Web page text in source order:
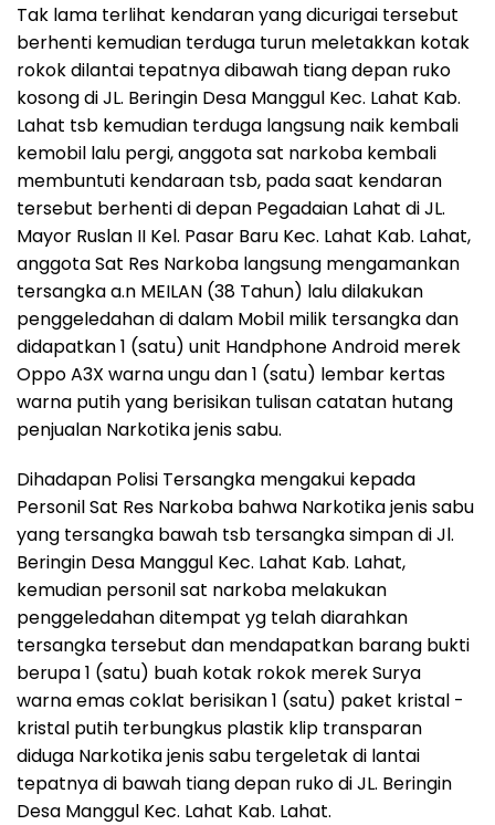
Tak lama terlihat kendaran yang dicurigai tersebut
berhenti kemudian terduga turun meletakkan kotak
rokok dilantai tepatnya dibawah tiang depan ruko
kosong di JL. Beringin Desa Manggul Kec. Lahat Kab.
Lahat tsb kemudian terduga langsung naik kembali
kemobil lalu pergi, anggota sat narkoba kembali
membuntuti kendaraan tsb, pada saat kendaran
tersebut berhenti di depan Pegadaian Lahat di JL.
Mayor Ruslan II Kel. Pasar Baru Kec. Lahat Kab. Lahat,
anggota Sat Res Narkoba langsung mengamankan
tersangka a.n MEILAN (38 Tahun) lalu dilakukan
penggeledahan di dalam Mobil milik tersangka dan
didapatkan 1 (satu) unit Handphone Android merek
Oppo A3X warna ungu dan 1 (satu) lembar kertas
warna putih yang berisikan tulisan catatan hutang
penjualan Narkotika jenis sabu.
Dihadapan Polisi Tersangka mengakui kepada
Personil Sat Res Narkoba bahwa Narkotika jenis sabu
yang tersangka bawah tsb tersangka simpan di Jl.
Beringin Desa Manggul Kec. Lahat Kab. Lahat,
kemudian personil sat narkoba melakukan
penggeledahan ditempat yg telah diarahkan
tersangka tersebut dan mendapatkan barang bukti
berupa 1 (satu) buah kotak rokok merek Surya
warna emas coklat berisikan 1 (satu) paket kristal -
kristal putih terbungkus plastik klip transparan
diduga Narkotika jenis sabu tergeletak di lantai
tepatnya di bawah tiang depan ruko di JL. Beringin
Desa Manggul Kec. Lahat Kab. Lahat.